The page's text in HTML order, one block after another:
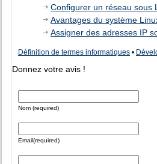
Configurer un réseau sous
Avantages du système
Assigner des adresses IP
Définition de termes informatiques •
Donnez votre avis !
Nom (required)
Email(required)